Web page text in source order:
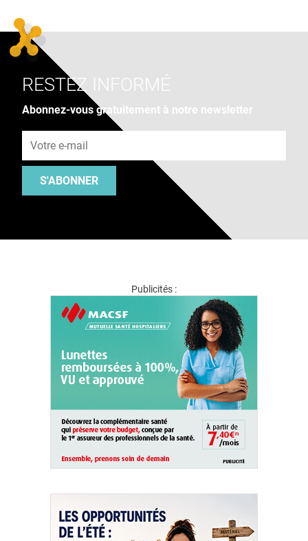
RESTEZ INFORMÉ
Abonnez-vous gratuitement à notre newsletter
S'ABONNER
Publicités :